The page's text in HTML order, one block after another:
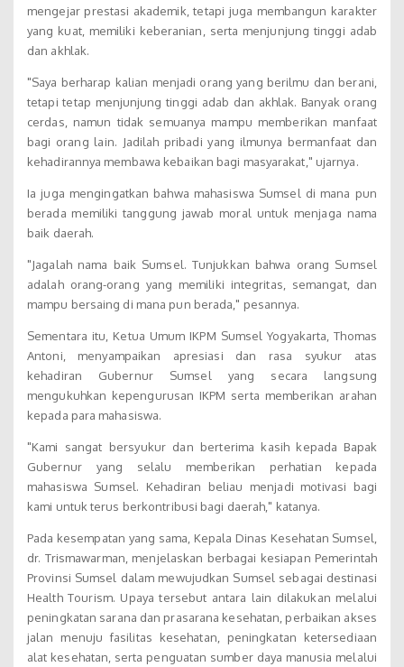
mengejar prestasi akademik, tetapi juga membangun karakter
yang kuat, memiliki keberanian, serta menjunjung tinggi adab
dan akhlak.
"Saya berharap kalian menjadi orang yang berilmu dan berani,
tetapi tetap menjunjung tinggi adab dan akhlak. Banyak orang
cerdas, namun tidak semuanya mampu memberikan manfaat
bagi orang lain. Jadilah pribadi yang ilmunya bermanfaat dan
kehadirannya membawa kebaikan bagi masyarakat," ujarnya.
Ia juga mengingatkan bahwa mahasiswa Sumsel di mana pun
berada memiliki tanggung jawab moral untuk menjaga nama
baik daerah.
"Jagalah nama baik Sumsel. Tunjukkan bahwa orang Sumsel
adalah orang-orang yang memiliki integritas, semangat, dan
mampu bersaing di mana pun berada," pesannya.
Sementara itu, Ketua Umum IKPM Sumsel Yogyakarta, Thomas
Antoni, menyampaikan apresiasi dan rasa syukur atas
kehadiran Gubernur Sumsel yang secara langsung
mengukuhkan kepengurusan IKPM serta memberikan arahan
kepada para mahasiswa.
"Kami sangat bersyukur dan berterima kasih kepada Bapak
Gubernur yang selalu memberikan perhatian kepada
mahasiswa Sumsel. Kehadiran beliau menjadi motivasi bagi
kami untuk terus berkontribusi bagi daerah," katanya.
Pada kesempatan yang sama, Kepala Dinas Kesehatan Sumsel,
dr. Trismawarman, menjelaskan berbagai kesiapan Pemerintah
Provinsi Sumsel dalam mewujudkan Sumsel sebagai destinasi
Health Tourism. Upaya tersebut antara lain dilakukan melalui
peningkatan sarana dan prasarana kesehatan, perbaikan akses
jalan menuju fasilitas kesehatan, peningkatan ketersediaan
alat kesehatan, serta penguatan sumber daya manusia melalui